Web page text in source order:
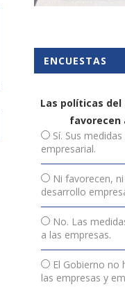
ENCUESTAS
Las políticas del
favorecen
Sí. Sus
empresarial.
Ni favorecen,
desarrollo
No. Las
a las empresas.
El Gobierno no
las empresas y